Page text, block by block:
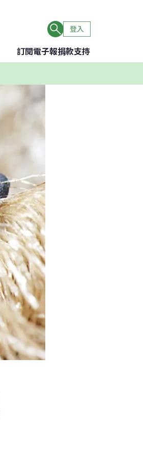
登入
訂閱電子報捐款支持